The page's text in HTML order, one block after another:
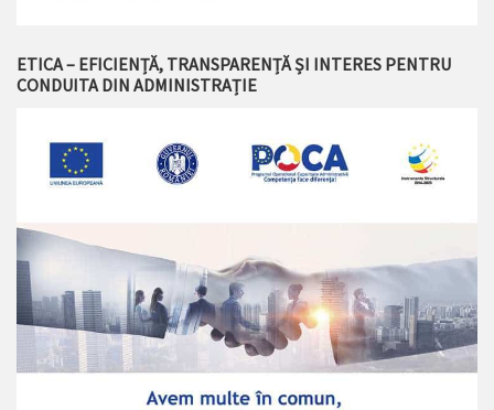
ETICA – EFICIENȚĂ, TRANSPARENȚĂ ȘI INTERES PENTRU
CONDUITA DIN ADMINISTRAȚIE